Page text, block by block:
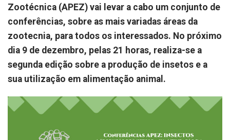
Zootécnica (APEZ) vai levar a cabo um conjunto de
conferências, sobre as mais variadas áreas da
zootecnia, para todos os interessados. No próximo
dia 9 de dezembro, pelas 21 horas, realiza-se a
segunda edição sobre a produção de insetos e a
sua utilização em alimentação animal.